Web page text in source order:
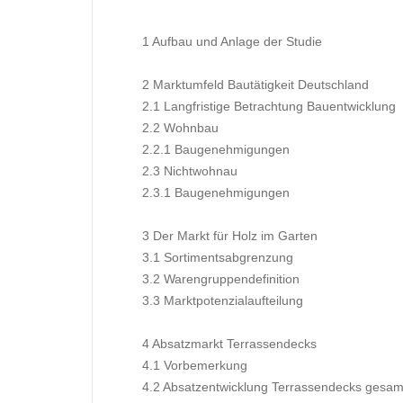
1 Aufbau und Anlage der Studie
2 Marktumfeld Bautätigkeit Deutschland
2.1 Langfristige Betrachtung Bauentwicklung
2.2 Wohnbau
2.2.1 Baugenehmigungen
2.3 Nichtwohnau
2.3.1 Baugenehmigungen
3 Der Markt für Holz im Garten
3.1 Sortimentsabgrenzung
3.2 Warengruppendefinition
3.3 Marktpotenzialaufteilung
4 Absatzmarkt Terrassendecks
4.1 Vorbemerkung
4.2 Absatzentwicklung Terrassendecks